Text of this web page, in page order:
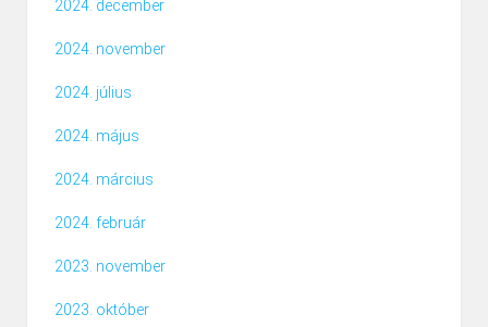
2024. december
2024. november
2024. július
2024. május
2024. március
2024. február
2023. november
2023. október